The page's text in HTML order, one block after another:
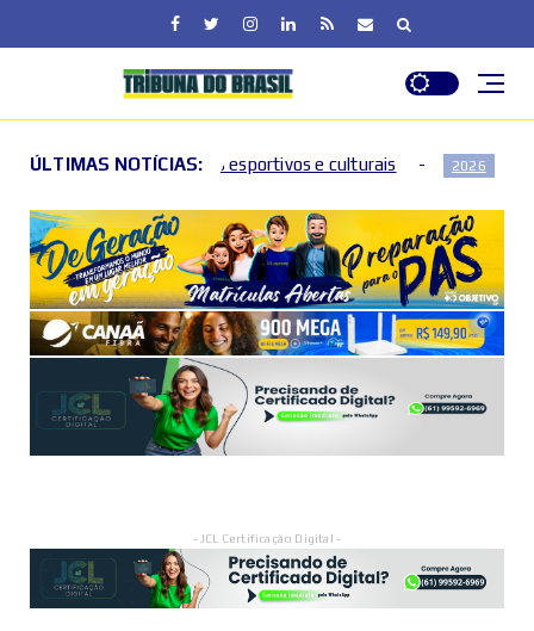
ÚLTIMAS NOTÍCIAS:
esportivos e culturais 2026 DF entra em nível de perigo
- JCL Certificação Digital -